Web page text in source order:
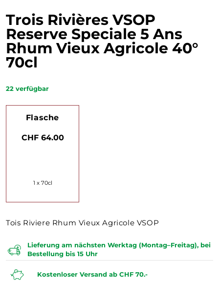
Trois Rivières VSOP
Reserve Speciale 5 Ans
Rhum Vieux Agricole 40°
70cl
22 verfügbar
Flasche
CHF 64.00
1 x 70cl
Tois Riviere Rhum Vieux Agricole VSOP
Lieferung am nächsten Werktag (Montag–Freitag), bei
Bestellung bis 15 Uhr
Kostenloser Versand ab CHF 70.-